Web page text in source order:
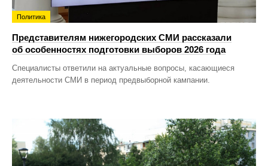
Политика
Представителям нижегородских СМИ рассказали
об особенностях подготовки выборов 2026 года
Специалисты ответили на актуальные вопросы, касающиеся
деятельности СМИ в период предвыборной кампании.